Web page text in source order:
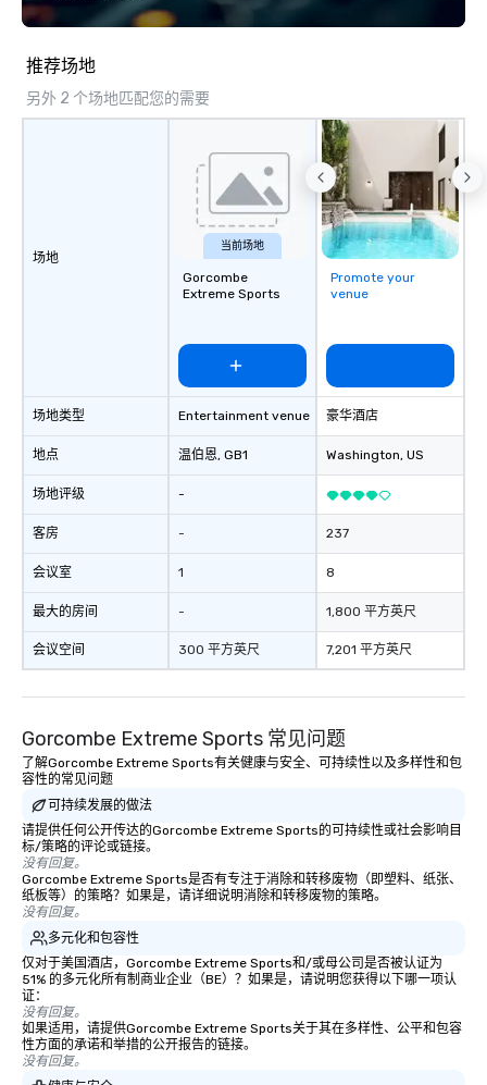
corporate gifts,
corporate gift. Custom orders are
accepted with a low
Mockups available
推荐场地
另外 2 个场地匹配您的需要
场地
场地类型
地点
场地评级
客房
会议室
最大的房间
会议空间
当前场地
Gorcombe
Extreme Sports
Entertainment venue
温伯恩, GB1
-
-
1
-
300 平方英尺
Promote your
venue
豪华酒店
Washington, US
237
8
1,800 平方英尺
7,201 平方英尺
Gorcombe Extreme Sports 常见问题
了解Gorcombe Extreme Sports有关健康与安全、可持续性以及多样性和包
容性的常见问题
可持续发展的做法
请提供任何公开传达的Gorcombe Extreme Sports的可持续性或社会影响目
标/策略的评论或链接。
没有回复。
Gorcombe Extreme Sports是否有专注于消除和转移废物（即塑料、纸张、
纸板等）的策略？如果是，请详细说明消除和转移废物的策略。
没有回复。
多元化和包容性
仅对于美国酒店，Gorcombe Extreme Sports和/或母公司是否被认证为
51% 的多元化所有制商业企业（BE）？如果是，请说明您获得以下哪一项认
证：
没有回复。
如果适用，请提供Gorcombe Extreme Sports关于其在多样性、公平和包容
性方面的承诺和举措的公开报告的链接。
没有回复。